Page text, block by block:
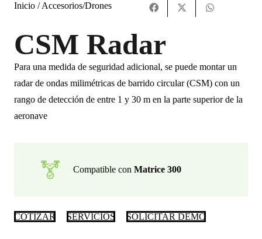
Inicio /Accesorios/Drones
CSM Radar
Para una medida de seguridad adicional, se puede montar un
radar de ondas milimétricas de barrido circular (CSM) con un
rango de detección de entre 1 y 30 m en la parte superior de la
aeronave
Compatible con Matrice 300
COTIZAR SERVICIOS SOLICITAR DEMO